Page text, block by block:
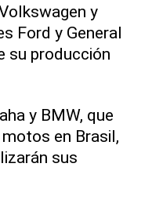
y
Ford y General
su producción
y BMW, que
en Brasil,
sus